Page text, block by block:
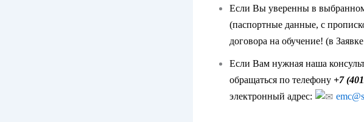
Если Вы уверенны в
(паспортные данные, с
договора на обучение! (в
Если Вам нужная наша
обращаться по телефону +7
электронный адрес: